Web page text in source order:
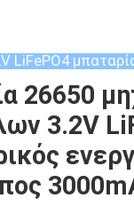
LiFePO4
26650
3.2V